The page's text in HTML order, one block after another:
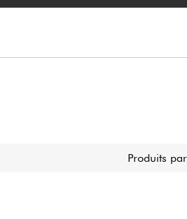
Produits